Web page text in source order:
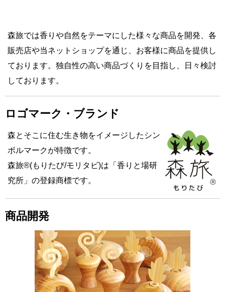
森旅では香りや自然をテーマにした様々な商品を開発、各
販売店や当ネットショップを通じ、お客様に商品を提供し
ております。独自性の高い商品づくりを目指し、日々検討
しております。
ロゴマーク・ブランド
森とそこに住む生き物をイメージしたシン
ボルマークが特徴です。
森旅®(もりたび/モリタビ)は「香りと場研
究所」の登録商標です。
商品開発